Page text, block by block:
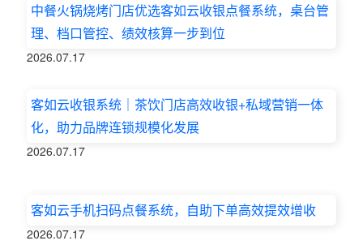
中餐火锅烧烤门店优选客如云收银点餐系统，桌台管
理、档口管控、绩效核算一步到位
2026.07.17
客如云收银系统｜茶饮门店高效收银+私域营销一体
化，助力品牌连锁规模化发展
2026.07.17
客如云手机扫码点餐系统，自助下单高效提效增收
2026.07.17